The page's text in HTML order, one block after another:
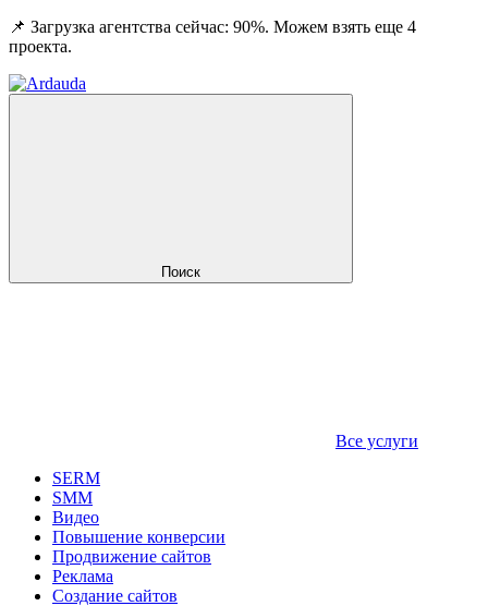
📌 Загрузка агентства сейчас: 90%. Можем взять еще 4
проекта.
Поиск
Все услуги
SERM
SMM
Видео
Повышение конверсии
Продвижение сайтов
Реклама
Создание сайтов